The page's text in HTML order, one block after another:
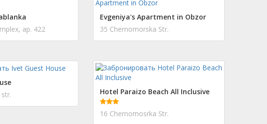
ap. 422
Evgeniya's Apartment in Obzor
35 Chernomorska Str.
Hotel Paraizo Beach All Inclusive
16 Chernomosrka Str.